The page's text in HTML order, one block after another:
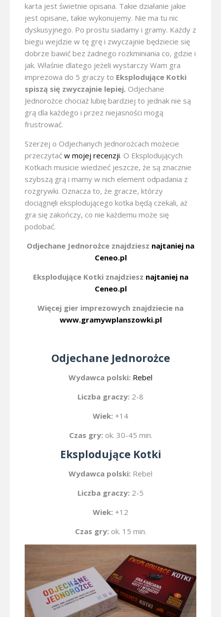
karta jest świetnie opisana. Takie działanie jakie
jest opisane, takie wykonujemy. Nie ma tu nic
dyskusyjnego. Po prostu siadamy i gramy. Każdy z
biegu wejdzie w tę grę i zwyczajnie będziecie się
dobrze bawić bez żadnego rozkminiania co, gdzie i
jak. Właśnie dlatego jeżeli wystarczy Wam gra
imprezowa do 5 graczy to Eksplodujące Kotki
spiszą się zwyczajnie lepiej. Odjechane
Jednorożce chociaż lubię bardziej to jednak nie są
grą dla każdego i przez niejasności mogą
frustrować.
Szerzej o Odjechanych Jednorożcach możecie
przeczytać w mojej recenzji. O Eksplodujących
Kotkach musicie wiedzieć jeszcze, że są znacznie
szybszą grą i mamy w nich element odpadania z
rozgrywki. Oznacza to, że gracze, którzy
dociągnęli eksplodującego kotka będą czekali, aż
gra się zakończy, co nie każdemu może się
podobać.
Odjechane Jednorożce znajdziesz najtaniej na
Ceneo.pl
Eksplodujące Kotki znajdziesz najtaniej na
Ceneo.pl
Więcej gier imprezowych znajdziecie na
www.gramywplanszowki.pl
Odjechane Jednorożce
Wydawca polski: Rebel
Liczba graczy: 2-8
Wiek: +14
Czas gry: ok. 30-45 min.
Eksplodujące Kotki
Wydawca polski: Rebel
Liczba graczy: 2-5
Wiek: +12
Czas gry: ok. 15 min.